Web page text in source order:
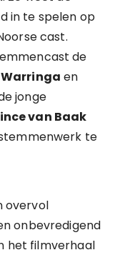
in te spelen op
cast.
de
Warringa en
jonge
van Baak
te
overvol
onbevredigend
het filmverhaal